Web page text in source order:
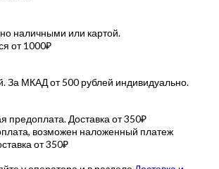
наличными или картой.
от 1000₽
За МКАД от 500 рублей индивидуально.
предоплата. Доставка от 350₽
возможен наложенный платеж
от 350₽